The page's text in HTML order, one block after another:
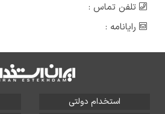
تلفن تماس :
رایانامه :
استخدام دولتی